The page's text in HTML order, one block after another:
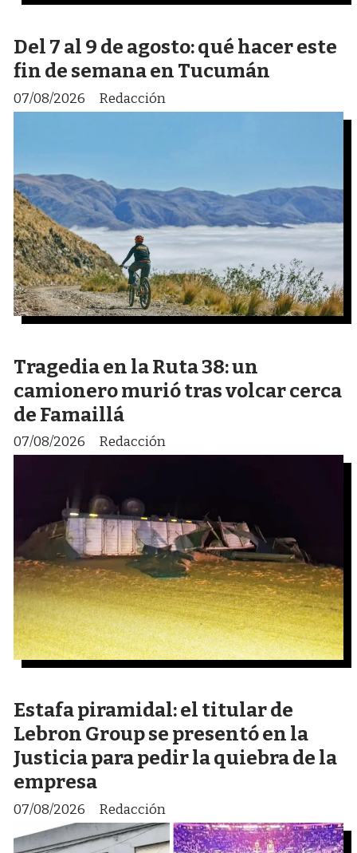
Del 7 al 9 de agosto: qué hacer este
fin de semana en Tucumán
Redacción
07/08/2026
Tragedia en la Ruta 38: un
camionero murió tras volcar cerca
de Famaillá
Redacción
07/08/2026
Estafa piramidal: el titular de
Lebron Group se presentó en la
Justicia para pedir la quiebra de la
empresa
Redacción
07/08/2026